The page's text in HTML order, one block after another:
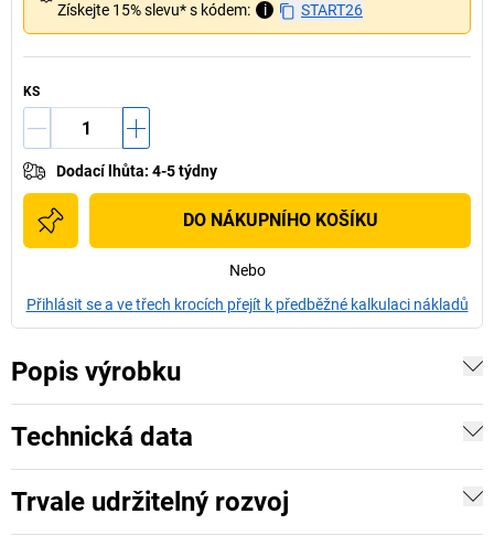
Získejte 15% slevu* s kódem:
i START26
KS
Dodací lhůta: 4-5 týdny
DO NÁKUPNÍHO KOŠÍKU
Nebo
Přihlásit se a ve třech krocích přejít k předběžné kalkulaci nákladů
Popis výrobku
Technická data
Trvale udržitelný rozvoj